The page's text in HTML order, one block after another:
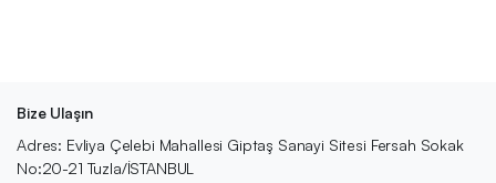
Bize Ulaşın
Adres: Evliya Çelebi Mahallesi Giptaş Sanayi Sitesi Fersah Sokak
No:20-21 Tuzla/İSTANBUL